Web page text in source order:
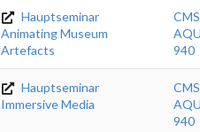
Hauptseminar
Animating Museum
Artefacts
940
Hauptseminar
Immersive Media
940